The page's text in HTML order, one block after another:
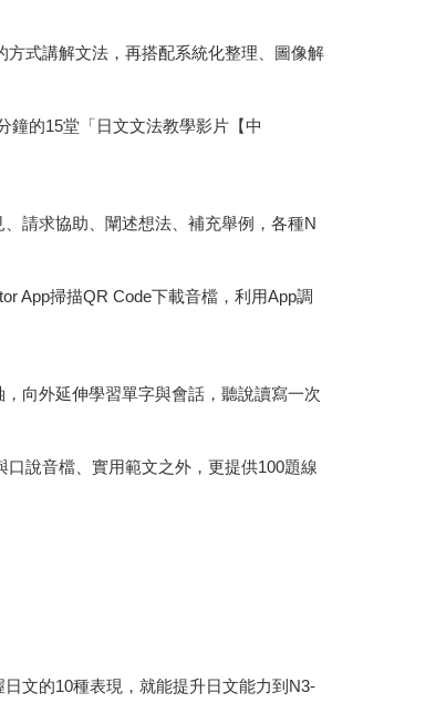
式講解文法，再搭配系統化整理、圖像解
鐘的15堂「日文文法教學影片【中
請求協助、闡述想法、補充舉例，各種N
App掃描QR Code下載音檔，利用App調
向外延伸學習單字與會話，聽說讀寫一次
說音檔、實用範文之外，更提供100題線
文的10種表現，就能提升日文能力到N3-